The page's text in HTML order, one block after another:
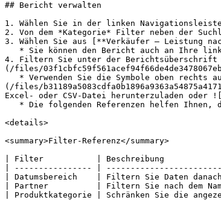
## Bericht verwalten
1. Wählen Sie in der linken Navigationsleiste
2. Von dem *Kategorie* Filter neben der
3. Wählen Sie aus [**Verkäufer – Leistung
4. Filtern Sie unter der Berichtsüberschrift
(/files/
(/files/
Excel- oder CSV-Datei herunterzuladen oder
<details>
<summary>Filter-Referenz</summary>
| Filter           | Beschreibung
| ---------------- |
| Datumsbereich    | Filtern Sie
| Partner          | Filtern Sie nach dem
| Produktkategorie | Schränken Sie die